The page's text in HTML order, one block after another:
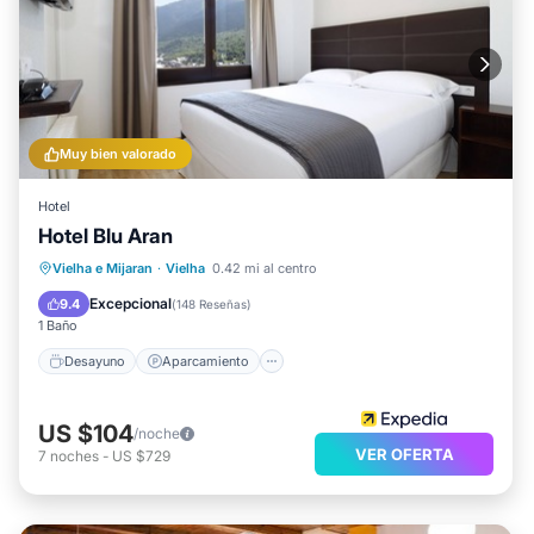
Muy bien valorado
Hotel
Hotel Blu Aran
Vielha e Mijaran · Vielha 0.42 mi al centro
9.4 Excepcional(148 Reseñas)
1 Baño
Desayuno Aparcamiento
Desayuno Aparcamiento
Internet
US $104/noche
7 noches - US $729 VER OFERTA